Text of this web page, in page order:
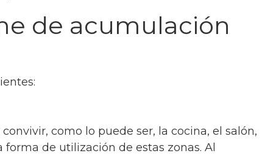
de acumulación
como lo puede ser, la cocina, el salón,
de utilización de estas zonas. Al